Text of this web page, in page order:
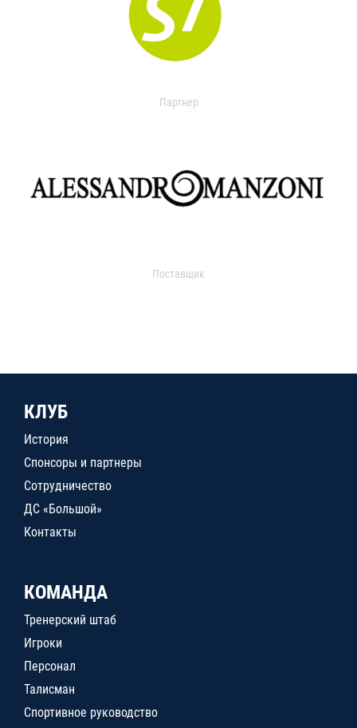
Партнер
Поставщик
КЛУБ
История
Спонсоры и партнеры
Сотрудничество
ДС «Большой»
Контакты
КОМАНДА
Тренерский штаб
Игроки
Персонал
Талисман
Спортивное руководство